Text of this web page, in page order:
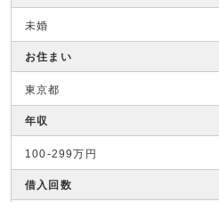
未婚
お住まい
東京都
年収
100-299万円
借入回数